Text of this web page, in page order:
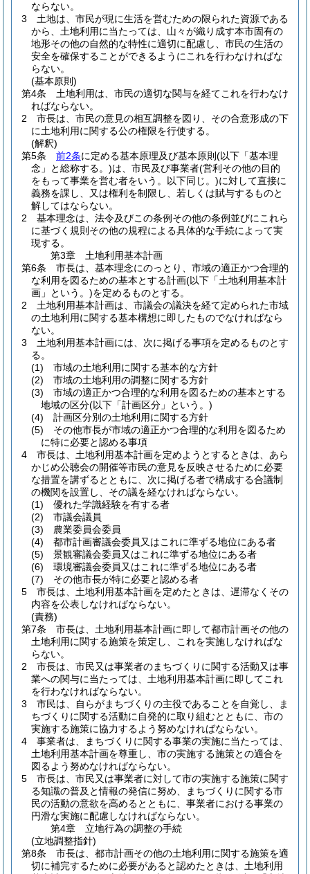
ならない。
3
土地は、市民が現に生活を営むための限られた資源である
から、土地利用に当たっては、山々が織り成す本市固有の
地形その他の自然的な特性に適切に配慮し、市民の生活の
安全を確保することができるようにこれを行わなければな
らない。
(基本原則)
第4条
土地利用は、市民の適切な関与を経てこれを行わなけ
ればならない。
2
市長は、市民の意見の相互調整を図り、その合意形成の下
に土地利用に関する公の権限を行使する。
(解釈)
第5条
前2条に定める基本原理及び基本原則 (以下「基本理
念」と総称する。)は、市民及び事業者(営利その他の目的
をもって事業を営む者をいう。以下同じ。)に対して直接に
義務を課し、又は権利を制限し、若しくは賦与するものと
解してはならない。
2
基本理念は、法令及びこの条例その他の条例並びにこれら
に基づく規則その他の規程による具体的な手続によって実
現する。
第3章
土地利用基本計画
第6条
市長は、基本理念にのっとり、市域の適正かつ合理的
な利用を図るための基本とする計画(以下「土地利用基本計
画」という。)を定めるものとする。
2
土地利用基本計画は、市議会の議決を経て定められた市域
の土地利用に関する基本構想に即したものでなければなら
ない。
3
土地利用基本計画には、次に掲げる事項を定めるものとす
る。
(1)
市域の土地利用に関する基本的な方針
(2)
市域の土地利用の調整に関する方針
(3)
市域の適正かつ合理的な利用を図るための基本とする
地域の区分(以下「計画区分」という。)
(4)
計画区分別の土地利用に関する方針
(5)
その他市長が市域の適正かつ合理的な利用を図るため
に特に必要と認める事項
4
市長は、土地利用基本計画を定めようとするときは、あら
かじめ公聴会の開催等市民の意見を反映させるために必要
な措置を講ずるとともに、次に掲げる者で構成する合議制
の機関を設置し、その議を経なければならない。
(1)
優れた学識経験を有する者
(2)
市議会議員
(3)
農業委員会委員
(4)
都市計画審議会委員又はこれに準ずる地位にある者
(5)
景観審議会委員又はこれに準ずる地位にある者
(6)
環境審議会委員又はこれに準ずる地位にある者
(7)
その他市長が特に必要と認める者
5
市長は、土地利用基本計画を定めたときは、遅滞なくその
内容を公表しなければならない。
(責務)
第7条
市長は、土地利用基本計画に即して都市計画その他の
土地利用に関する施策を策定し、これを実施しなければな
らない。
2
市長は、市民又は事業者のまちづくりに関する活動又は事
業への関与に当たっては、土地利用基本計画に即してこれ
を行わなければならない。
3
市民は、自らがまちづくりの主役であることを自覚し、ま
ちづくりに関する活動に自発的に取り組むとともに、市の
実施する施策に協力するよう努めなければならない。
4
事業者は、まちづくりに関する事業の実施に当たっては、
土地利用基本計画を尊重し、市の実施する施策との適合を
図るよう努めなければならない。
5
市長は、市民又は事業者に対して市の実施する施策に関す
る知識の普及と情報の発信に努め、まちづくりに関する市
民の活動の意欲を高めるとともに、事業者における事業の
円滑な実施に配慮しなければならない。
第4章
立地行為の調整の手続
(立地調整指針)
第8条
市長は、都市計画その他の土地利用に関する施策を適
切に補完するために必要があると認めたときは、土地利用